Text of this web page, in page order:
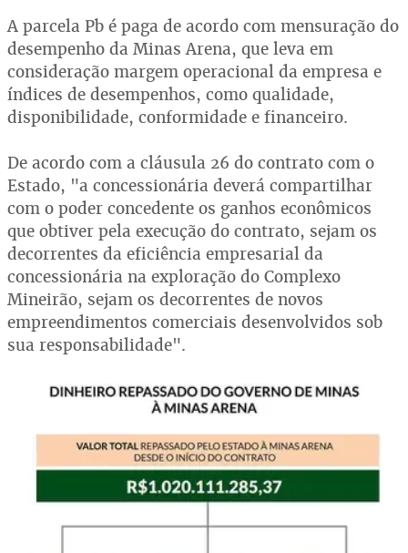
A parcela Pb é paga de acordo com mensuração do
desempenho da Minas Arena, que leva em
consideração margem operacional da empresa e
índices de desempenhos, como qualidade,
disponibilidade, conformidade e financeiro.
De acordo com a cláusula 26 do contrato com o
Estado, "a concessionária deverá compartilhar
com o poder concedente os ganhos econômicos
que obtiver pela execução do contrato, sejam os
decorrentes da eficiência empresarial da
concessionária na exploração do Complexo
Mineirão, sejam os decorrentes de novos
empreendimentos comerciais desenvolvidos sob
sua responsabilidade".